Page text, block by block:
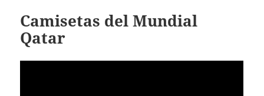
Camisetas del Mundial
Qatar